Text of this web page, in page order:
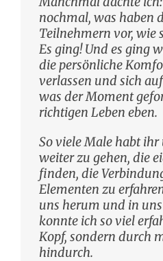
nochmal, was haben
Teilnehmern vor, wie
Es ging! Und es ging
die persönliche
verlassen und sich
was der Moment
richtigen Leben eben.
So viele Male habt
weiter zu gehen, die
finden, die
Elementen zu
uns herum und in
konnte ich so viel
Kopf, sondern durch
hindurch.